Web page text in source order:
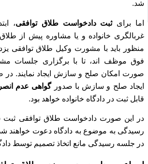
شد.
اما برایثبت دادخواست طلاق توافقی،
غربالگری خانواده و یا مشاوره پیش از
منظور باید با مشورت وکیل طلاق توافقی
فوق موظف اند، تا با برگزاری جلسات
صورت امکان صلح و سازش ایجاد نمایند. در
ایجاد صلح و سازش با صدورگواهی عدم
قابل ثبت در دادگاه خانواده خواهد بود.
در این صورت دادخواست طلاق توافقی
رسیدگی به موضوع به دادگاه دعوت خواهند
در جلسه رسیدگی مانع اتخاذ تصمیم توسط